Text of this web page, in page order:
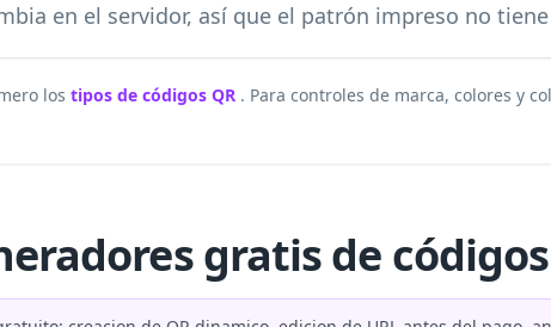
en el servidor, así que el patrón impreso no
los tipos de códigos QR . Para controles de marca, colores y
gratis de